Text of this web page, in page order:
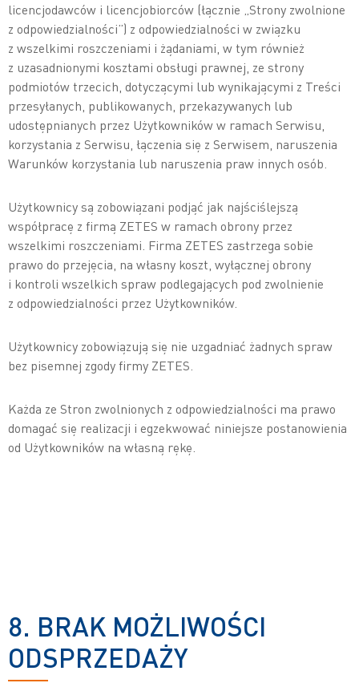
licencjodawców i licencjobiorców (łącznie „Strony zwolnione
z odpowiedzialności”) z odpowiedzialności w związku
z wszelkimi roszczeniami i żądaniami, w tym również
z uzasadnionymi kosztami obsługi prawnej, ze strony
podmiotów trzecich, dotyczącymi lub wynikającymi z Treści
przesyłanych, publikowanych, przekazywanych lub
udostępnianych przez Użytkowników w ramach Serwisu,
korzystania z Serwisu, łączenia się z Serwisem, naruszenia
Warunków korzystania lub naruszenia praw innych osób.
Użytkownicy są zobowiązani podjąć jak najściślejszą
współpracę z firmą ZETES w ramach obrony przez
wszelkimi roszczeniami. Firma ZETES zastrzega sobie
prawo do przejęcia, na własny koszt, wyłącznej obrony
i kontroli wszelkich spraw podlegających pod zwolnienie
z odpowiedzialności przez Użytkowników.
Użytkownicy zobowiązują się nie uzgadniać żadnych spraw
bez pisemnej zgody firmy ZETES.
Każda ze Stron zwolnionych z odpowiedzialności ma prawo
domagać się realizacji i egzekwować niniejsze postanowienia
od Użytkowników na własną rękę.
8. BRAK MOŻLIWOŚCI
ODSPRZEDAŻY